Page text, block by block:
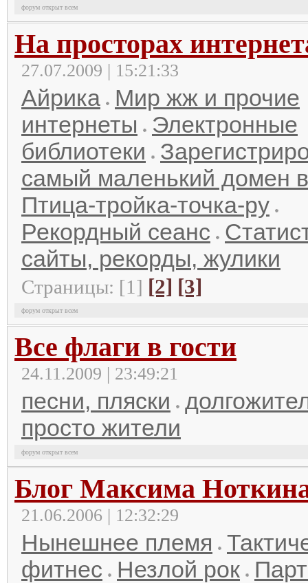
форум открыт всем
На просторах
27.07.2009 | 15:21:33
Айрика
Мир жж и прочие
интернеты
Электронные
библиотеки
самый маленький домен
Птица-тройка-точка-ру
Рекордный сеанс
сайты, рекорды, жулики
Страницы: [1] [2] [3]
форум открыт всем
Все флаги в гости
24.11.2009 | 23:49:21
песни, пляски
просто жители
форум открыт всем
Блог Максима
21.06.2006 | 12:32:29
Нынешнее племя
фитнес
Незлой рок